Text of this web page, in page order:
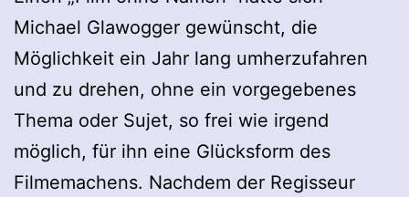
Michael Glawogger gewünscht, die
Möglichkeit ein Jahr lang umherzufahren
und zu drehen, ohne ein vorgegebenes
Thema oder Sujet, so frei wie irgend
möglich, für ihn eine Glücksform des
Filmemachens. Nachdem der Regisseur